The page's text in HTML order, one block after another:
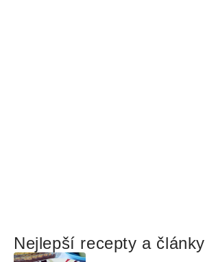
Nejlepší recepty a články